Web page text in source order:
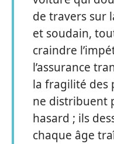
de travers sur
et soudain,
craindre
l’assurance
la fragilité des
ne distribuent
hasard ; ils
chaque âge